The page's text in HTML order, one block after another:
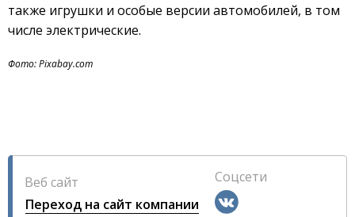
также игрушки и особые версии автомобилей, в том
числе электрические.
Фото: Pixabay.com
Веб сайт
Переход на сайт компании
Соцсети